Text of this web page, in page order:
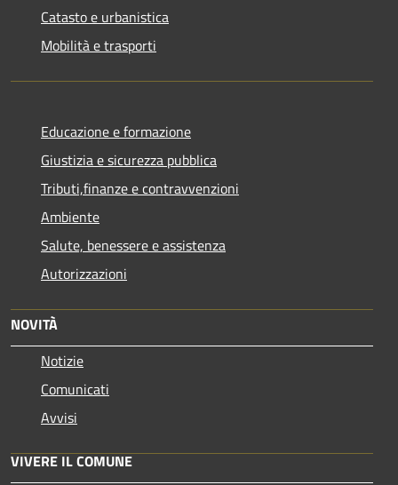
Catasto e urbanistica
Mobilità e trasporti
Educazione e formazione
Giustizia e sicurezza pubblica
Tributi,finanze e contravvenzioni
Ambiente
Salute, benessere e assistenza
Autorizzazioni
NOVITÀ
Notizie
Comunicati
Avvisi
VIVERE IL COMUNE